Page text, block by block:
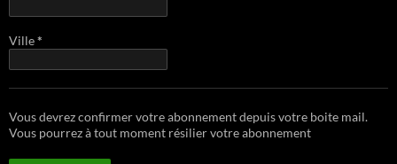
Ville*
Vous devrez confirmer votre abonnement depuis votre boite mail.
Vous pourrez à tout moment résilier votre abonnement